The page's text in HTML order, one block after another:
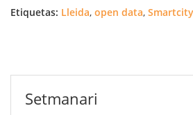
Etiquetas: Lleida, open data, Smartcity
Setmanari